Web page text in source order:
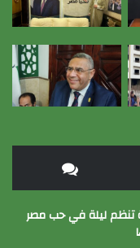
تنظم ليلة في حب مصر